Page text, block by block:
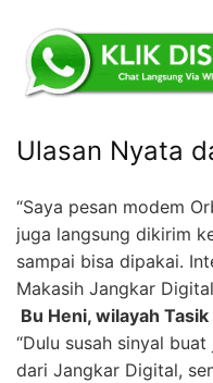
Ulasan Nyata
“Saya pesan modem
juga langsung dikirim
sampai bisa dipakai.
Makasih Jangkar
 Bu Heni, wilayah Tasik
“Dulu susah sinyal
dari Jangkar Digital,